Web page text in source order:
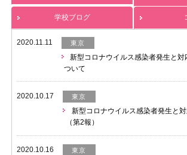
学校ブログ
2020.11.11 東京
新型コロナウイルス感染者発生と対
ついて
2020.10.17 東京
新型コロナウイルス感染者発生と
（第2報）
2020.10.16 東京